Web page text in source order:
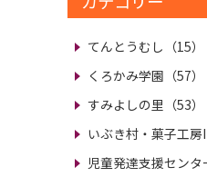
てんとうむし（15）
くろかみ学園（57）
すみよしの里（53）
いぶき村・菓子工房
児童発達支援センタ